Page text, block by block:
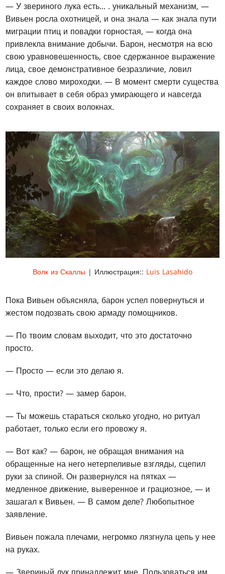
— У звериного лука есть... . уникальный механизм, —
Вивьен росла охотницей, и она знала — как знала пути
миграции птиц и повадки горностая, — когда она
привлекла внимание добычи. Барон, несмотря на всю
свою уравновешенность, свое сдержанное выражение
лица, свое демонстративное безразличие, ловил
каждое слово мироходки. — В момент смерти существа
он впитывает в себя образ умирающего и навсегда
сохраняет в своих волокнах.
Волк из Скаллы | Иллюстрация:: Luis Lasahido
Пока Вивьен объясняла, барон успел повернуться и
жестом подозвать свою армаду помощников.
— По твоим словам выходит, что это достаточно
просто.
— Просто — если это делаю я.
— Что, прости? — замер барон.
— Ты можешь стараться сколько угодно, но ритуал
работает, только если его провожу я.
— Вот как? — барон, не обращая внимания на
обращенные на него нетерпеливые взгляды, сцепил
руки за спиной. Он развернулся на пятках —
медленное движение, выверенное и грациозное, — и
зашагал к Вивьен. — В самом деле? Любопытное
заявление.
Вивьен пожала плечами, негромко лязгнула цепь у нее
на руках.